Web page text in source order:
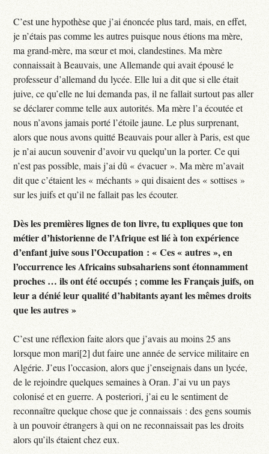
C’est une hypothèse que j’ai énoncée plus tard, mais, en effet,
je n’étais pas comme les autres puisque nous étions ma mère,
ma grand-mère, ma sœur et moi, clandestines. Ma mère
connaissait à Beauvais, une Allemande qui avait épousé le
professeur d’allemand du lycée. Elle lui a dit que si elle était
juive, ce qu’elle ne lui demanda pas, il ne fallait surtout pas aller
se déclarer comme telle aux autorités. Ma mère l’a écoutée et
nous n’avons jamais porté l’étoile jaune. Le plus surprenant,
alors que nous avons quitté Beauvais pour aller à Paris, est que
je n’ai aucun souvenir d’avoir vu quelqu’un la porter. Ce qui
n’est pas possible, mais j’ai dû « évacuer ». Ma mère m’avait
dit que c’étaient les « méchants » qui disaient des « sottises »
sur les juifs et qu’il ne fallait pas les écouter.
Dès les premières lignes de ton livre, tu expliques que ton
métier d’historienne de l’Afrique est lié à ton expérience
d’enfant juive sous l’Occupation : « Ces « autres », en
l’occurrence les Africains subsahariens sont étonnamment
proches … ils ont été occupés ; comme les Français juifs, on
leur a dénié leur qualité d’habitants ayant les mêmes droits
que les autres »
C’est une réflexion faite alors que j’avais au moins 25 ans
lorsque mon mari[2] dut faire une année de service militaire en
Algérie. J’eus l’occasion, alors que j’enseignais dans un lycée,
de le rejoindre quelques semaines à Oran. J’ai vu un pays
colonisé et en guerre. A posteriori, j’ai eu le sentiment de
reconnaître quelque chose que je connaissais : des gens soumis
à un pouvoir étrangers à qui on ne reconnaissait pas les droits
alors qu’ils étaient chez eux.